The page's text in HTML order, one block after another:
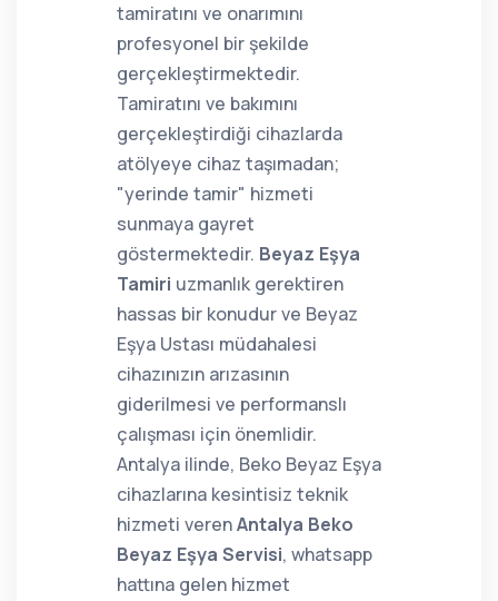
tamiratını ve onarımını
profesyonel bir şekilde
gerçekleştirmektedir.
Tamiratını ve bakımını
gerçekleştirdiği cihazlarda
atölyeye cihaz taşımadan;
"yerinde tamir" hizmeti
sunmaya gayret
göstermektedir. Beyaz Eşya
Tamiri uzmanlık gerektiren
hassas bir konudur ve Beyaz
Eşya Ustası müdahalesi
cihazınızın arızasının
giderilmesi ve performanslı
çalışması için önemlidir.
Antalya ilinde, Beko Beyaz Eşya
cihazlarına kesintisiz teknik
hizmeti verenAntalya Beko
Beyaz Eşya Servisi, whatsapp
hattına gelen hizmet